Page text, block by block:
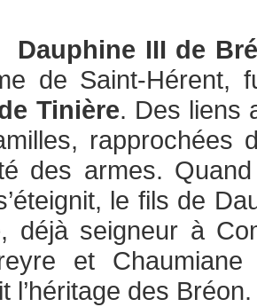
III de
de Saint-Hérent,
Tinière. Des liens
rapprochées
des armes.
le fils de
, déjà seigneur à
et
l’héritage des Bréon.